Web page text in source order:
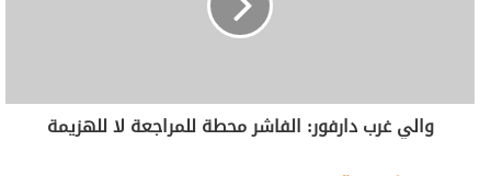
والي غرب دارفور: الفاشر محطة للمراجعة لا للهزيمة